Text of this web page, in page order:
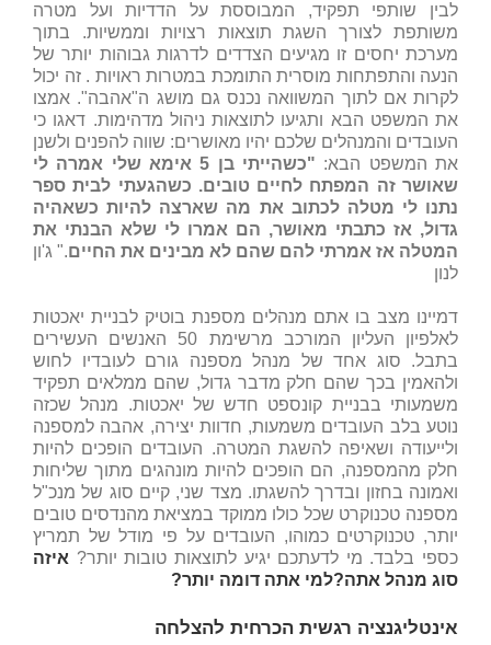
לבין שותפי תפקיד, המבוססת על הדדיות ועל מטרה
משותפת לצורך השגת תוצאות רצויות וממשיות. בתוך
מערכת יחסים זו מגיעים הצדדים לדרגות גבוהות יותר של
הנעה והתפתחות מוסרית התומכת במטרות ראויות . זה יכול
לקרות אם לתוך המשוואה נכנס גם מושג ה"אהבה". אמצו
את המשפט הבא ותגיעו לתוצאות ניהול מדהימות. דאגו כי
העובדים והמנהלים שלכם יהיו מאושרים: שווה להפנים ולשנן
את המשפט הבא: "
כשהייתי בן 5 אימא שלי אמרה לי
שאושר זה המפתח לחיים טובים. כשהגעתי לבית ספר
נתנו לי מטלה לכתוב את מה שארצה להיות כשאהיה
גדול, אז כתבתי מאושר, הם אמרו לי שלא הבנתי את
המטלה אז אמרתי להם שהם לא מבינים את החיים." ג'ון
לנון
דמיינו מצב בו אתם מנהלים מספנת בוטיק לבניית יאכטות
לאלפיון העליון המורכב מרשימת 50 האנשים העשירים
בתבל. סוג אחד של מנהל מספנה גורם לעובדיו לחוש
ולהאמין בכך שהם חלק מדבר גדול, שהם ממלאים תפקיד
משמעותי בבניית קונספט חדש של יאכטות. מנהל שכזה
נוטע בלב העובדים משמעות, חדוות יצירה, אהבה למספנה
ולייעודה ושאיפה להשגת המטרה. העובדים הופכים להיות
חלק מהמספנה, הם הופכים להיות מונהגים מתוך שליחות
ואמונה בחזון ובדרך להשגתו. מצד שני, קיים סוג של מנכ"ל
מספנה טכנוקרט שכל כולו ממוקד במציאת מהנדסים טובים
יותר, טכנוקרטים כמוהו, העובדים על פי מודל של תמריץ
כספי בלבד. מי לדעתכם יגיע לתוצאות טובות יותר? איזה
סוג מנהל אתה?למי אתה דומה יותר?
אינטליגנציה רגשית הכרחית להצלחה